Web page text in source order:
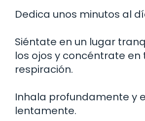
Dedica unos minutos al
Siéntate en un lugar
los ojos y concéntrate en
respiración.
Inhala profundamente y
lentamente.